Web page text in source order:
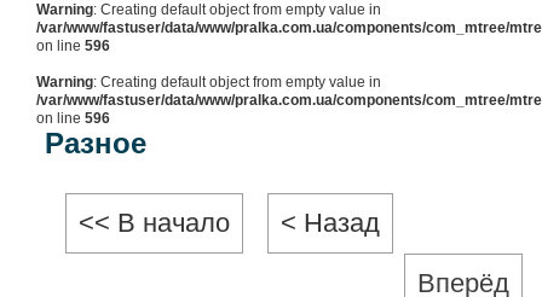
Warning: Creating default object from empty value in
/var/www/fastuser/data/www/pralka.com.ua/components/com_mtree/
on line 596
Warning: Creating default object from empty value in
/var/www/fastuser/data/www/pralka.com.ua/components/com_mtree/
on line 596
Разное
В начало
Назад
Вперёд